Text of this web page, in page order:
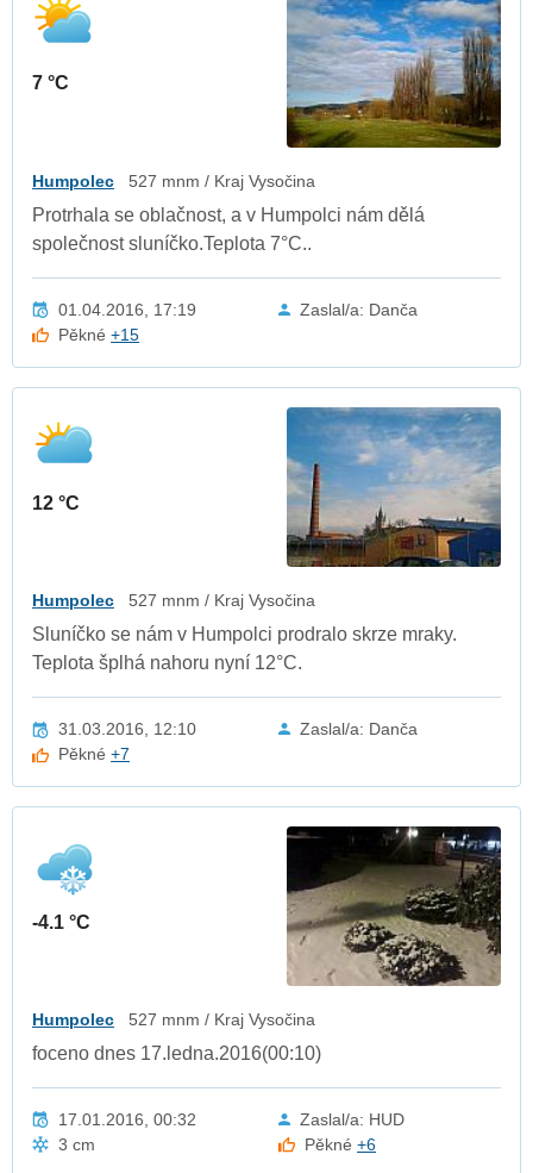
7 °C
Humpolec 527 mnm / Kraj Vysočina
Protrhala se oblačnost, a v Humpolci nám dělá
společnost sluníčko.Teplota 7°C..
01.04.2016, 17:19
Zaslal/a: Danča
Pěkné+15
12 °C
Humpolec 527 mnm / Kraj Vysočina
Sluníčko se nám v Humpolci prodralo skrze mraky.
Teplota šplhá nahoru nyní 12°C.
31.03.2016, 12:10
Zaslal/a: Danča
Pěkné+7
-4.1 °C
Humpolec 527 mnm / Kraj Vysočina
foceno dnes 17.ledna.2016(00:10)
17.01.2016, 00:32
Zaslal/a: HUD
3 cm
Pěkné+6